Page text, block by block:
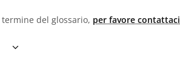
del glossario, per favore contattaci